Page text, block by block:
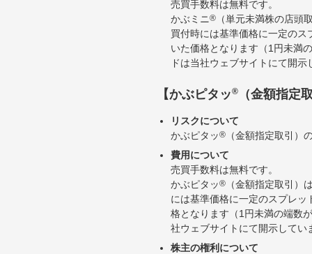
売買手数料は無料です。
かぶミニ®
（単元未満株の店頭
買付時には基準価格に一定の
いた価格となります（1円未満
ドは当社ウェブサイトにて開
【かぶピタッ® （金額指定
リスクについて
かぶピタッ®
（金額指定取引）
費用について
売買手数料は無料です。
かぶピタッ®
（金額指定取引）
には基準価格に一定のスプレ
格となります（1円未満の端数
社ウェブサイトにて開示して
株主の権利について